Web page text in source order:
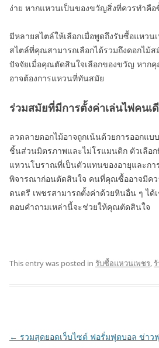
ง่าย หากแหวนเป็นของขวัญสิ่งที่ควรทำคือ
มีหลายสไตล์ให้เลือกเมื่อพูดถึงรับซื้อแหว
สไตล์ที่คุณสามารถเลือกได้รวมถึงดอกไม้
ปัจจัยเมื่อคุณตัดสินใจเลือกของขวัญ หาก
อาจต้องการแหวนที่ทันสมัย
ร่วมสมัยที่มีการตั้งค่าเล่นไพ่คนเ
ลวดลายดอกไม้อาจถูกเน้นด้วยการออกแ
ชิ้นส่วนมิตรภาพและไม่โรแมนติก ตัวเลือ
แหวนโบราณที่เป็นตัวแทนของอายุและกา
พิจารณาก่อนตัดสินใจ คนที่คุณซื้ออาจมีคว
ดนตรี เพชรสามารถตั้งค่าด้วยหินอื่น ๆ ไ
ตอบคำถามเหล่านี้จะช่วยให้คุณตัดสินใจ
This entry was posted in รับซื้อแหวนเพชร,
Post
← รวมสุดยอดเว็บไซต์ ฟอรั่มฟุตบอล ข่าว